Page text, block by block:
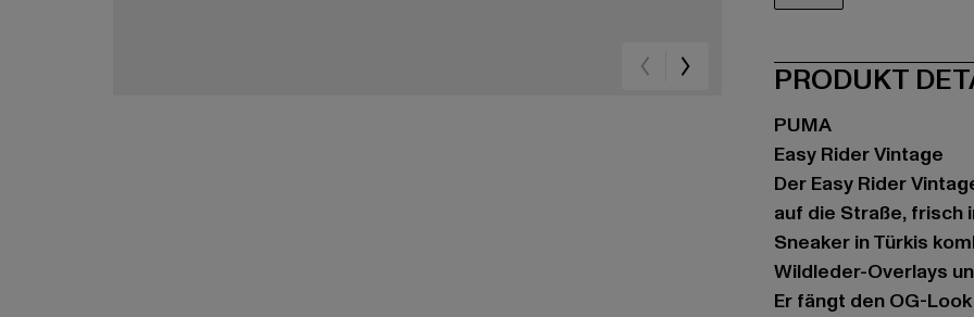
PRODUKT
PUMA
Easy Rider Vintage
Der Easy Rider
auf die Straße,
Sneaker in Türkis
Wildleder-Overlays
Er fängt den OG-